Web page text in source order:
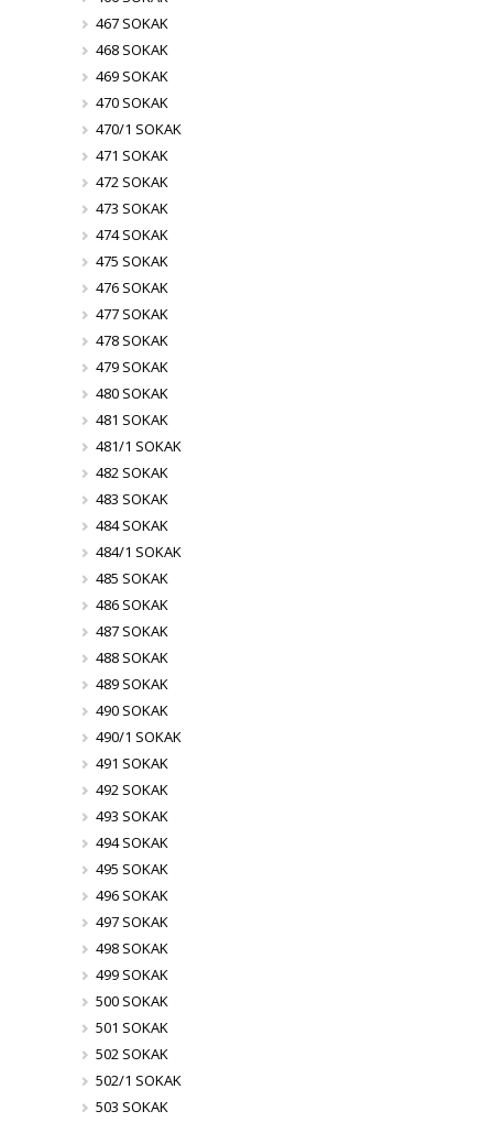
467 SOKAK
468 SOKAK
469 SOKAK
470 SOKAK
470/1 SOKAK
471 SOKAK
472 SOKAK
473 SOKAK
474 SOKAK
475 SOKAK
476 SOKAK
477 SOKAK
478 SOKAK
479 SOKAK
480 SOKAK
481 SOKAK
481/1 SOKAK
482 SOKAK
483 SOKAK
484 SOKAK
484/1 SOKAK
485 SOKAK
486 SOKAK
487 SOKAK
488 SOKAK
489 SOKAK
490 SOKAK
490/1 SOKAK
491 SOKAK
492 SOKAK
493 SOKAK
494 SOKAK
495 SOKAK
496 SOKAK
497 SOKAK
498 SOKAK
499 SOKAK
500 SOKAK
501 SOKAK
502 SOKAK
502/1 SOKAK
503 SOKAK